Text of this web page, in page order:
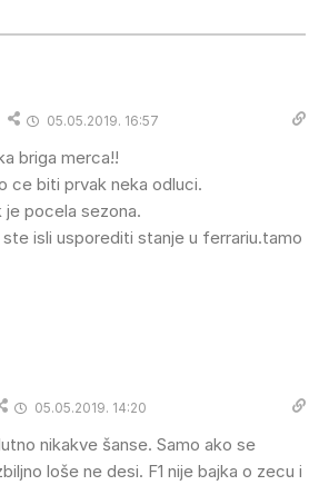
05.05.2019. 16:57
briga merca!!
ce biti prvak neka odluci.
pocela sezona.
isli usporediti stanje u ferrariu.tamo
05.05.2019. 14:20
nikakve šanse. Samo ako se
loše ne desi. F1 nije bajka o zecu i